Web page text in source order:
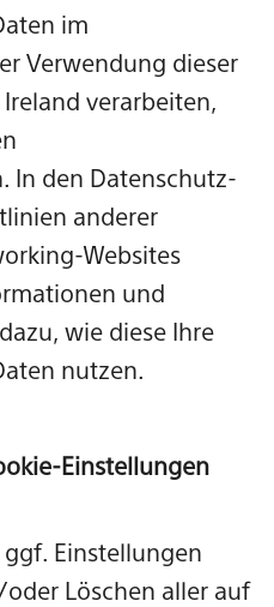
im
Verwendung dieser
verarbeiten,
In den Datenschutz-
anderer
Websites
und
wie diese Ihre
nutzen.
Einstellungen
Einstellungen
Löschen aller auf